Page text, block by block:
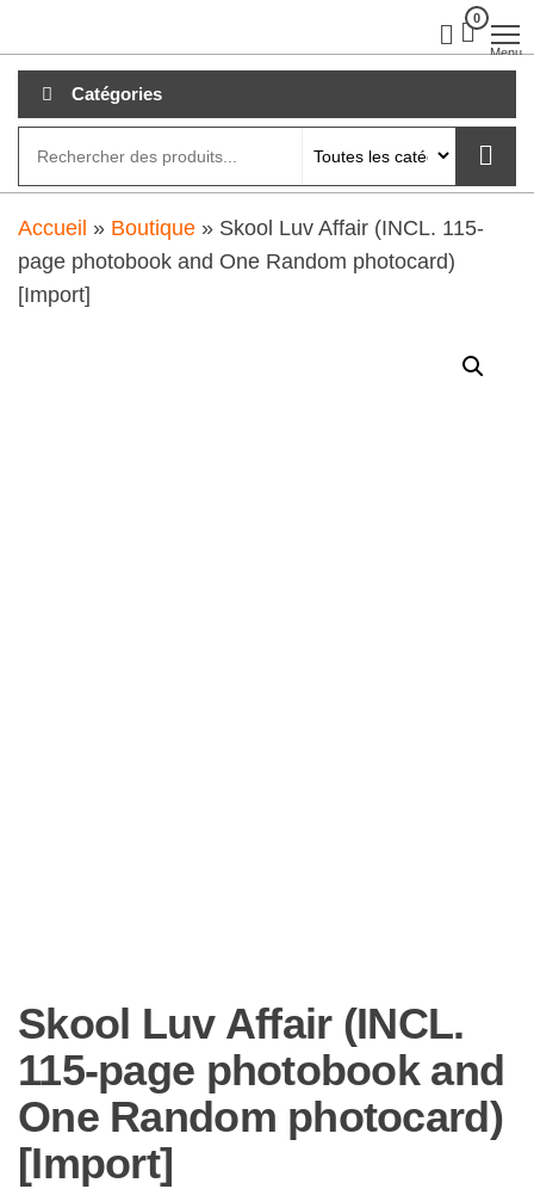
au
contenu
0
Menu
Catégories
Accueil » Boutique » Skool Luv Affair (INCL. 115-
page photobook and One Random photocard)
[Import]
Skool Luv Affair (INCL.
115-page photobook and
One Random photocard)
[Import]